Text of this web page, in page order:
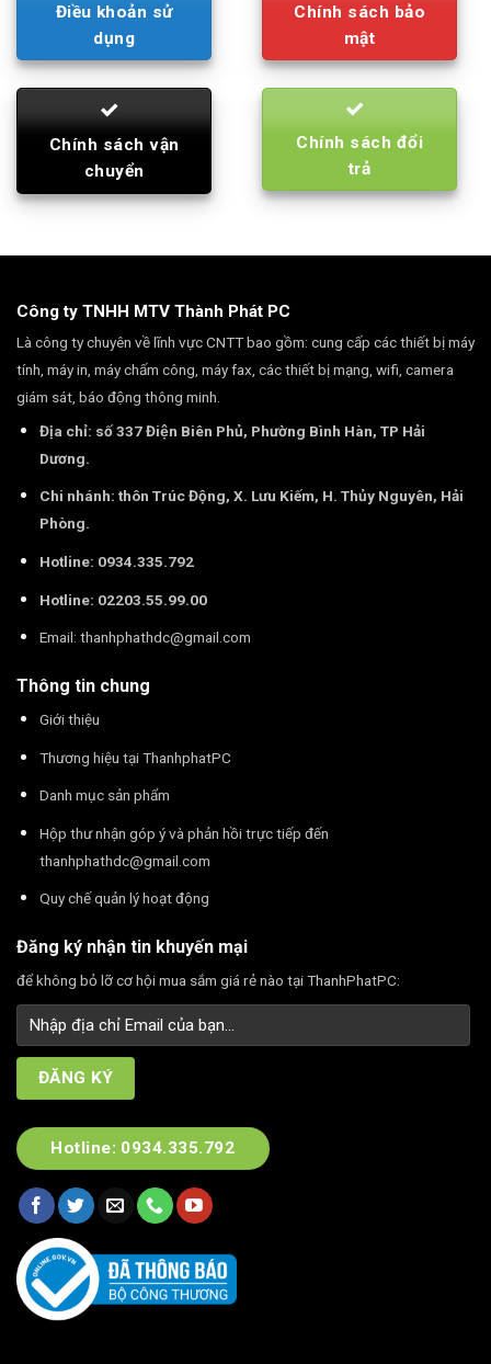
Điều khoản sử
dụng
Chính sách bảo
mật
Chính sách vận
chuyển
Chính sách đổi
trả
Công ty TNHH MTV Thành Phát PC
Là công ty chuyên về lĩnh vực CNTT bao gồm: cung cấp các thiết bị máy
tính, máy in, máy chấm công, máy fax, các thiết bị mạng, wifi, camera
giám sát, báo động thông minh.
Địa chỉ: số 337 Điện Biên Phủ, Phường Bình Hàn, TP Hải
Dương.
Chi nhánh: thôn Trúc Động, X. Lưu Kiếm, H. Thủy Nguyên, Hải
Phòng.
Hotline: 0934.335.792
Hotline: 02203.55.99.00
Email: thanhphathdc@gmail.com
Thông tin chung
Giới thiệu
Thương hiệu tại ThanhphatPC
Danh mục sản phẩm
Hộp thư nhận góp ý và phản hồi trực tiếp đến
thanhphathdc@gmail.com
Quy chế quản lý hoạt động
Đăng ký nhận tin khuyến mại
để không bỏ lỡ cơ hội mua sắm giá rẻ nào tại ThanhPhatPC:
Hotline: 0934.335.792